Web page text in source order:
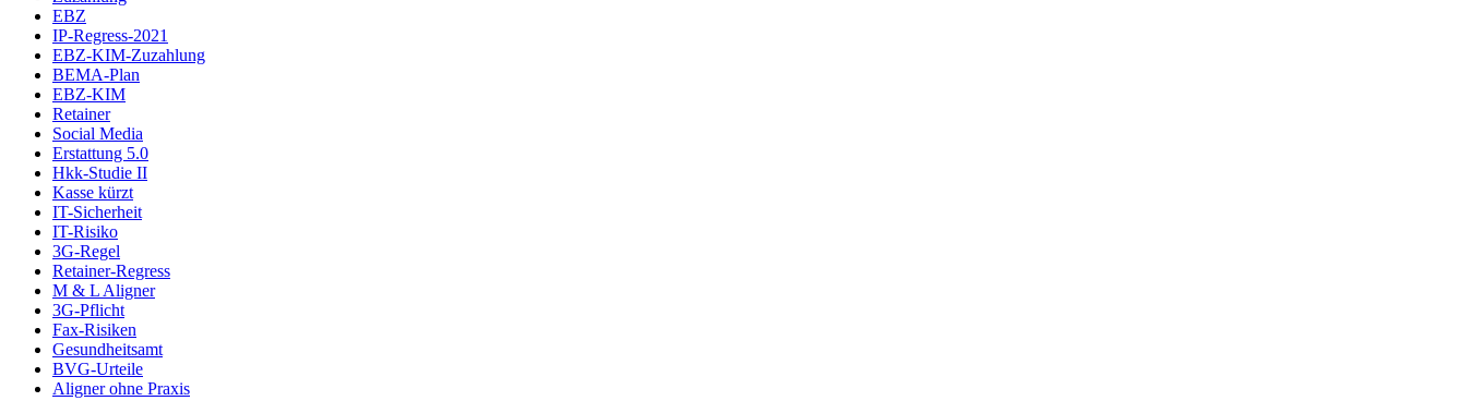
EBZ
IP-Regress-2021
EBZ-KIM-Zuzahlung
BEMA-Plan
EBZ-KIM
Retainer
Social Media
Erstattung 5.0
Hkk-Studie II
Kasse kürzt
IT-Sicherheit
IT-Risiko
3G-Regel
Retainer-Regress
M & L Aligner
3G-Pflicht
Fax-Risiken
Gesundheitsamt
BVG-Urteile
Aligner ohne Praxis